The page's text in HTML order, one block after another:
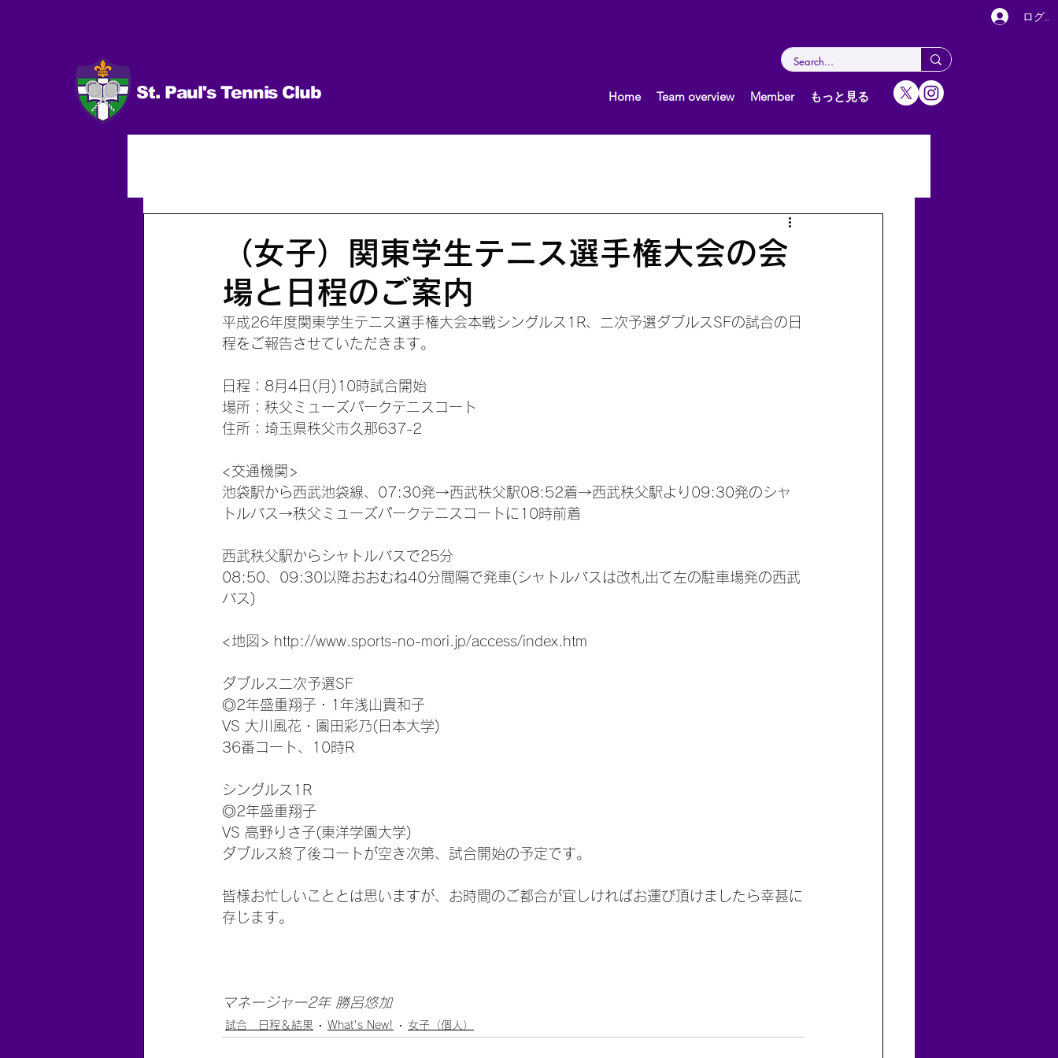
St. Paul's Tennis Club
ログ
Home Team overview Member もっと見る
（女子）関東学生テニス選手権大会の会
場と日程のご案内
平成26年度関東学生テニス選手権大会本戦シングルス1R、二次予選ダブルスSFの試合の日
程をご報告させていただきます。
日程：8月4日(月)10時試合開始
場所：秩父ミューズパークテニスコート
住所：埼玉県秩父市久那637-2
<交通機関>
池袋駅から西武池袋線、07:30発→西武秩父駅08:52着→西武秩父駅より09:30発のシャ
トルバス→秩父ミューズパークテニスコートに10時前着
西武秩父駅からシャトルバスで25分
08:50、09:30以降おおむね40分間隔で発車(シャトルバスは改札出て左の駐車場発の西武
バス)
<地図> http://www.sports-no-mori.jp/access/index.htm
ダブルス二次予選SF
◎2年盛重翔子・1年浅山貴和子
VS 大川風花・園田彩乃(日本大学)
36番コート、10時R
シングルス1R
◎2年盛重翔子
VS 高野りさ子(東洋学園大学)
ダブルス終了後コートが空き次第、試合開始の予定です。
皆様お忙しいこととは思いますが、お時間のご都合が宜しければお運び頂けましたら幸甚に
存じます。
マネージャー2年 勝呂悠加
試合 日程＆結果 What's New! 女子（個人）